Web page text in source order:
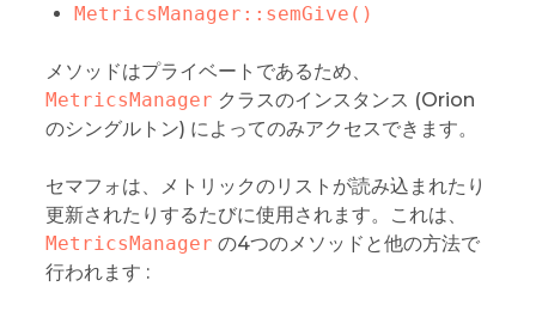
MetricsManager::semGive()
メソッドはプライベートであるため、
MetricsManager クラスのインスタンス (Orion
のシングルトン) によってのみアクセスできます。
セマフォは、メトリックのリストが読み込まれたり
更新されたりするたびに使用されます。これは、
MetricsManager の4つのメソッドと他の方法で
行われます :